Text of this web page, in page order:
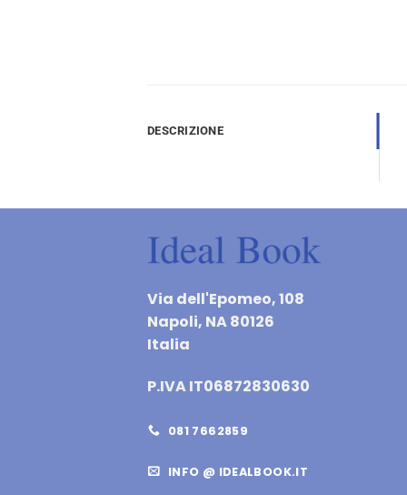
DESCRIZIONE
Via dell'Epomeo, 108
Napoli, NA 80126
Italia
P.IVA IT06872830630
081 7662859
INFO @ IDEALBOOK.IT